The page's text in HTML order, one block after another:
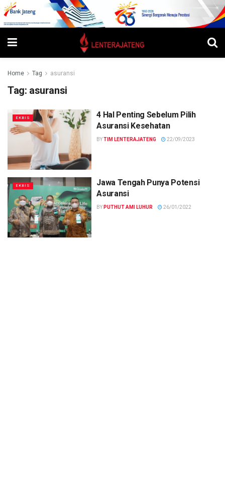
Home Tag asuransi
Tag: asuransi
EKBIS
4 Hal Penting Sebelum Pilih
Asuransi Kesehatan
BYTIM LENTERAJATENG 22/09/2023
EKBIS
Jawa Tengah Punya Potensi
Asuransi
BY PUTHUT AMI LUHUR 26/01/2022